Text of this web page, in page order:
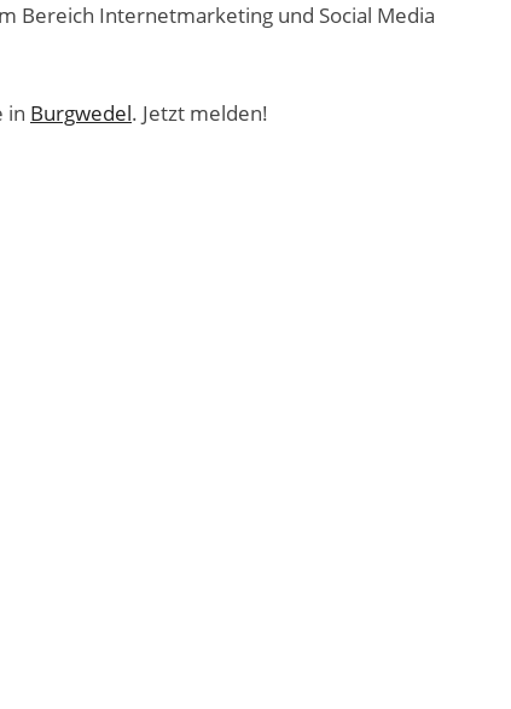
Bereich Internetmarketing und Social Media
in Burgwedel. Jetzt melden!